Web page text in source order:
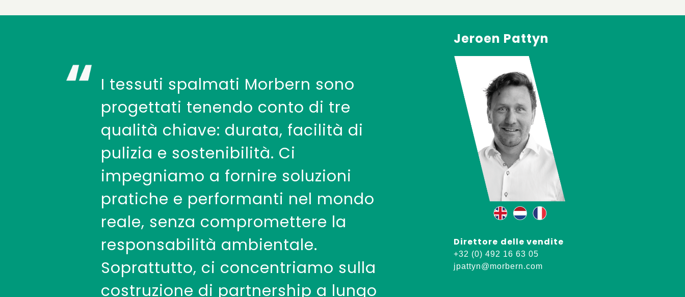
I tessuti spalmati Morbern sono
progettati tenendo conto di tre
qualità chiave: durata, facilità di
pulizia e sostenibilità. Ci
impegniamo a fornire soluzioni
pratiche e performanti nel mondo
reale, senza compromettere la
responsabilità ambientale.
Soprattutto, ci concentriamo sulla
costruzione di partnership a lungo
Jeroen Pattyn
Direttore delle vendite
+32 (0) 492 16 63 05
jpattyn@morbern.com